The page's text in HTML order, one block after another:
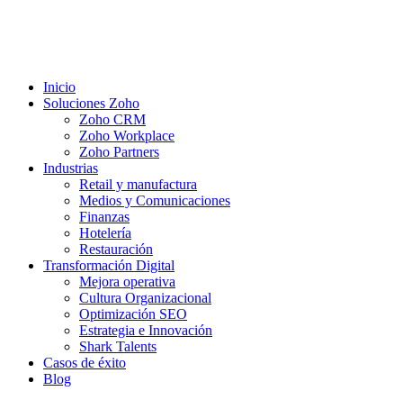
Inicio
Soluciones Zoho
Zoho CRM
Zoho Workplace
Zoho Partners
Industrias
Retail y manufactura
Medios y Comunicaciones
Finanzas
Hotelería
Restauración
Transformación Digital
Mejora operativa
Cultura Organizacional
Optimización SEO
Estrategia e Innovación
Shark Talents
Casos de éxito
Blog